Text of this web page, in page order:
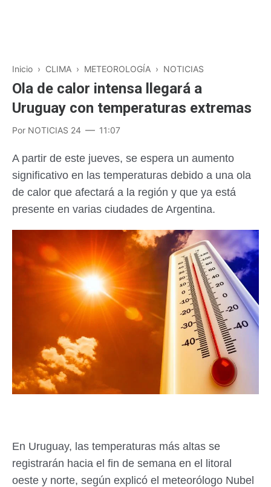
Inicio › CLIMA › METEOROLOGÍA › NOTICIAS
Ola de calor intensa llegará a
Uruguay con temperaturas extremas
Por NOTICIAS 24 11:07
A partir de este jueves, se espera un aumento
significativo en las temperaturas debido a una ola
de calor que afectará a la región y que ya está
presente en varias ciudades de Argentina.
En Uruguay, las temperaturas más altas se
registrarán hacia el fin de semana en el litoral
oeste y norte, según explicó el meteorólogo Nubel